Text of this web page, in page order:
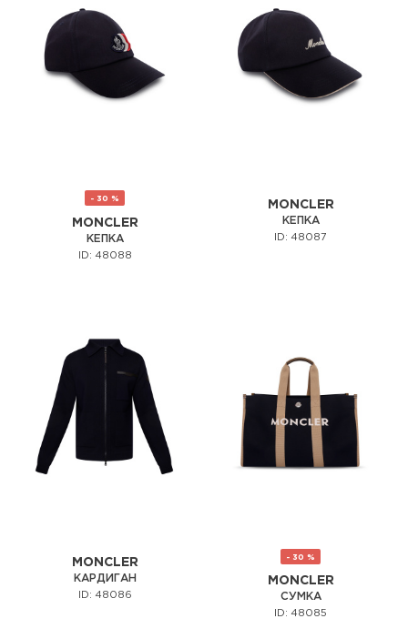
- 30 %
MONCLER
КЕПКА
ID: 48088
MONCLER
КЕПКА
ID: 48087
MONCLER
КАРДИГАН
ID: 48086
- 30 %
MONCLER
СУМКА
ID: 48085